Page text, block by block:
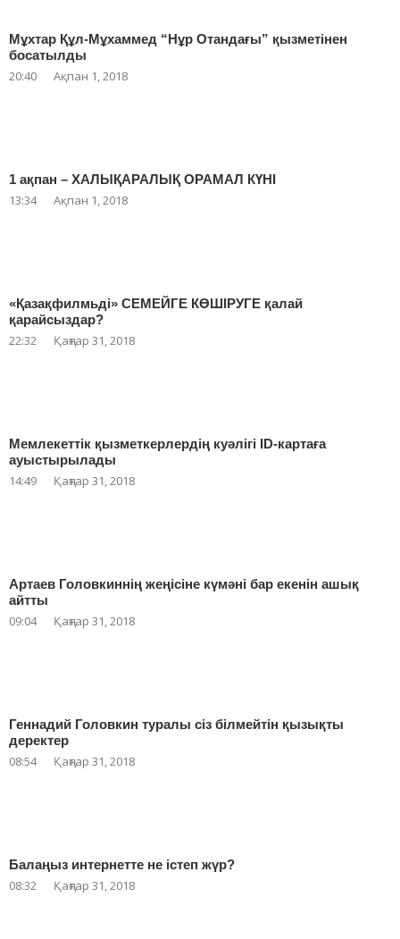
Мұхтар Құл-Мұхаммед “Нұр Отандағы” қызметінен
босатылды
20:40 Ақпан 1, 2018
1 ақпан – ХАЛЫҚАРАЛЫҚ ОРАМАЛ КҮНІ
13:34 Ақпан 1, 2018
«Қазақфилмьді» СЕМЕЙГЕ КӨШІРУГЕ қалай
қарайсыздар?
22:32 Қаңтар 31, 2018
Мемлекеттік қызметкерлердің куәлігі ID-картаға
ауыстырылады
14:49 Қаңтар 31, 2018
Артаев Головкиннің жеңісіне күмәні бар екенін ашық
айтты
09:04 Қаңтар 31, 2018
Геннадий Головкин туралы сіз білмейтін қызықты
деректер
08:54 Қаңтар 31, 2018
Балаңыз интернетте не істеп жүр?
08:32 Қаңтар 31, 2018